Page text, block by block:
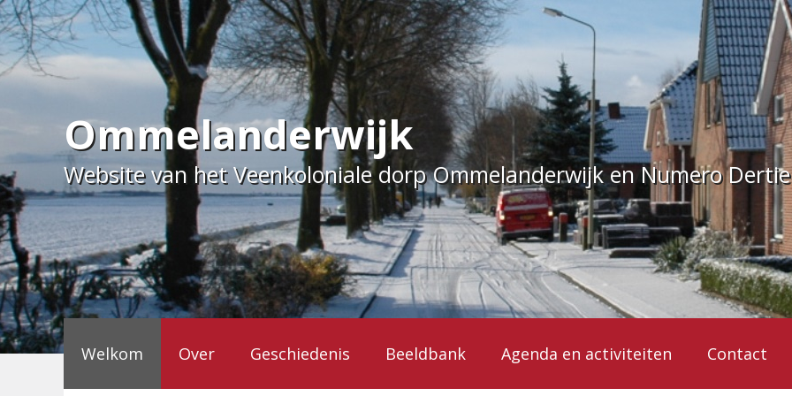
Ga
naar
de
inhoud
Ommelanderwijk
Website van het Veenkoloniale dorp Ommelanderwijk en Numero
Welkom Over Geschiedenis Beeldbank Agenda en activiteiten Contact